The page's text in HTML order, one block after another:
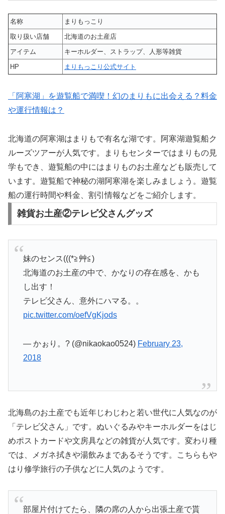
名称
まりもっこり
取り扱い店舗
北海道のお土産店
アイテム
キーホルダー、ストラップ、人形等雑貨
HP
まりもっこり公式サイト
「阿寒湖」を遊覧船で満喫！幻のまりもに出会える？料金
や運行情報は？
北海道の阿寒湖はまりもで有名な湖です。阿寒湖遊覧船ク
ルーズツアーが人気です。まりもセンターではまりもの見
学もでき、遊覧船の中にはまりものお土産なども販売して
います。遊覧船で神秘の湖阿寒湖を楽しみましょう。遊覧
船の運行時間や料金、割引情報などをご紹介します。
雑貨お土産②テレビ父さんグッズ
妹のセンス(((*≧艸≦)
北海道のお土産の中で、かなりの存在感を、かも
し出す！
テレビ父さん、意外にハマる。。
pic.twitter.com/oefVgKjods
— かぉり。? (@nikaokao0524) February 23,
2018
北海島のお土産でも近年じわじわと若い世代に人気なのが
「テレビ父さん」です。ぬいぐるみやキーホルダーをはじ
めポストカードや文房具などの雑貨が人気です。変わり種
では、メガネ拭きや湯飲みまであるそうです。こちらもや
はり修学旅行の子供などに人気のようです。
部屋片付けてたら、隣の席の人から出張土産で貰